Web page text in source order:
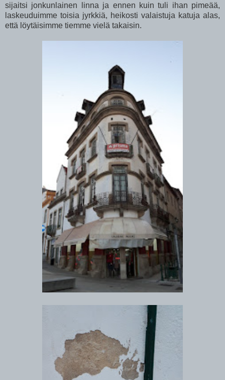
sijaitsi jonkunlainen linna ja ennen kuin tuli ihan pimeää,
laskeuduimme toisia jyrkkiä, heikosti valaistuja katuja alas,
että löytäisimme tiemme vielä takaisin.